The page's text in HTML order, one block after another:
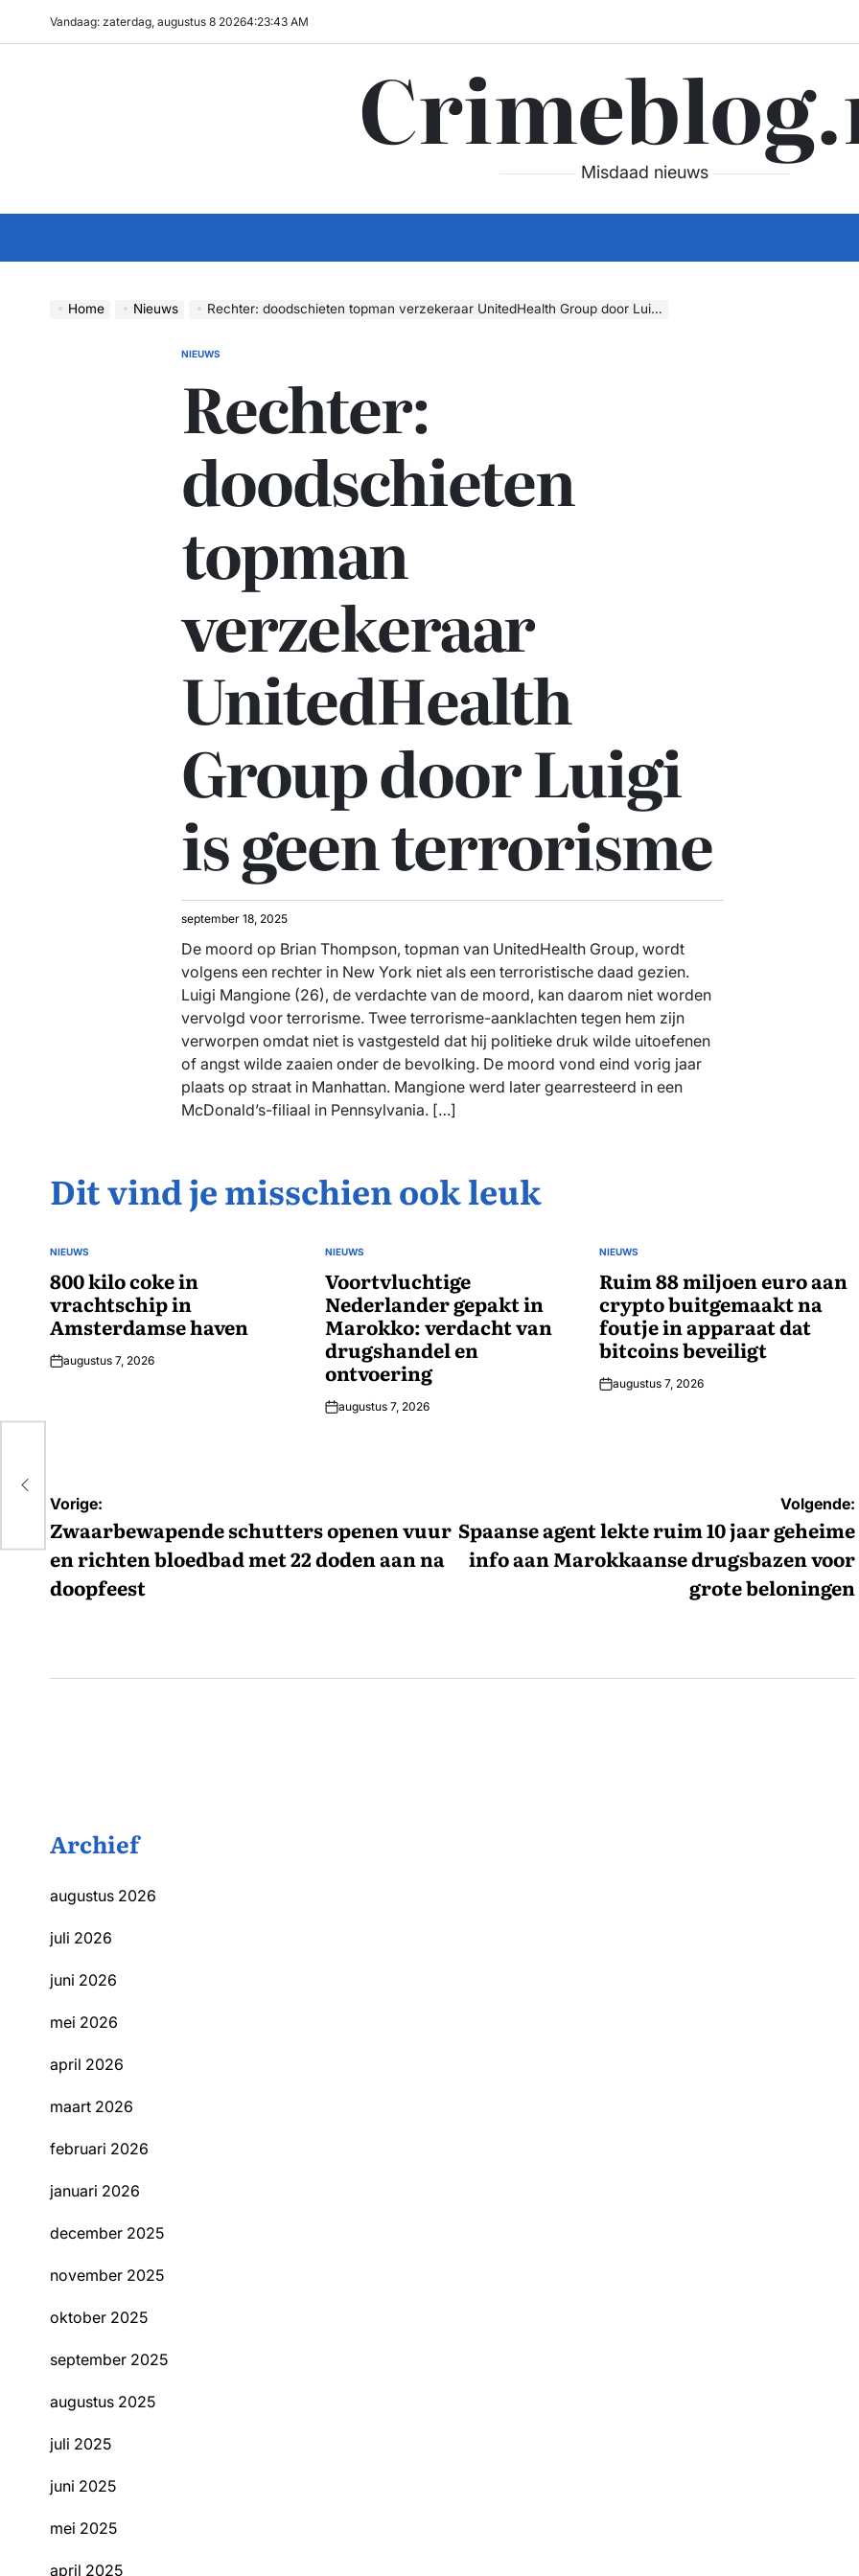
Vandaag: zaterdag, augustus 8 20264:23:44 AM
Misdaad nieuws
Home Nieuws Rechter: doodschieten topman verzekeraar UnitedHealth Group door Luigi is geen terrorisme
GEPLAATST
NIEUWS
Rechter:
doodschieten
topman
verzekeraar
UnitedHealth
Group door Luigi
is geen terrorisme
september 18, 2025
De moord op Brian Thompson, topman van UnitedHealth Group, wordt
volgens een rechter in New York niet als een terroristische daad gezien.
Luigi Mangione (26), de verdachte van de moord, kan daarom niet worden
vervolgd voor terrorisme. Twee terrorisme-aanklachten tegen hem zijn
verworpen omdat niet is vastgesteld dat hij politieke druk wilde uitoefenen
of angst wilde zaaien onder de bevolking. De moord vond eind vorig jaar
plaats op straat in Manhattan. Mangione werd later gearresteerd in een
McDonald’s-filiaal in Pennsylvania. […]
Dit vind je misschien ook leuk
GEPLAATST
NIEUWS
800 kilo coke in
vrachtschip in
Amsterdamse haven
augustus 7, 2026
GEPLAATST
NIEUWS
Voortvluchtige
Nederlander gepakt in
Marokko: verdacht van
drugshandel en
ontvoering
augustus 7, 2026
GEPLAATST
NIEUWS
Ruim 88 miljoen euro aan
crypto buitgemaakt na
foutje in apparaat dat
bitcoins beveiligt
augustus 7, 2026
Bericht
navigatie
Vorige:
Zwaarbewapende schutters openen vuur
en richten bloedbad met 22 doden aan na
doopfeest
Volgende:
Spaanse agent lekte ruim 10 jaar geheime
info aan Marokkaanse drugsbazen voor
grote beloningen
Archief
augustus 2026
juli 2026
juni 2026
mei 2026
april 2026
maart 2026
februari 2026
januari 2026
december 2025
november 2025
oktober 2025
september 2025
augustus 2025
juli 2025
juni 2025
mei 2025
april 2025